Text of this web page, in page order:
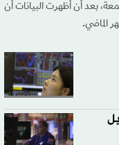
بعد أن أظهرت البيانات أن
الماضي.